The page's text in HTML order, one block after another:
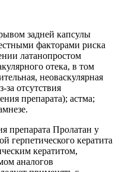
задней капсулы
факторами риска
латанопростом
отека, в том
неоваскулярная
за отсутствия
препарата); астма;
препарата Пролатан у
герпетического кератита
кератитом,
аналогов